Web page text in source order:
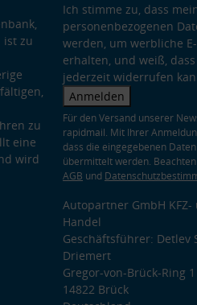
ist zu
zu
eine
wird
Ich stimme zu, dass
personenbezogenen
werden, um werbliche
erhalten, und weiß,
jederzeit widerrufen
Anmelden
Für den Versand unserer
rapidmail. Mit Ihrer
dass die eingegebenen
übermittelt werden.
AGB und
Autopartner GmbH KFZ-
Handel
Geschäftsführer: Detlev
Driemert
Gregor-von-Brück-Ring 1
14822 Brück